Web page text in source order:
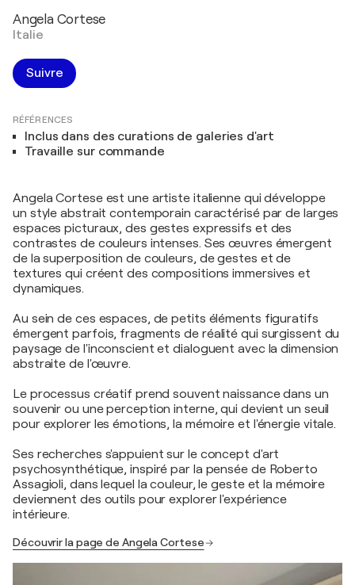
Angela Cortese
Italie
Suivre
RÉFÉRENCES
Inclus dans des curations de galeries d'art
Travaille sur commande
Angela Cortese est une artiste italienne qui développe
un style abstrait contemporain caractérisé par de larges
espaces picturaux, des gestes expressifs et des
contrastes de couleurs intenses. Ses œuvres émergent
de la superposition de couleurs, de gestes et de
textures qui créent des compositions immersives et
dynamiques.
Au sein de ces espaces, de petits éléments figuratifs
émergent parfois, fragments de réalité qui surgissent du
paysage de l'inconscient et dialoguent avec la dimension
abstraite de l'œuvre.
Le processus créatif prend souvent naissance dans un
souvenir ou une perception interne, qui devient un seuil
pour explorer les émotions, la mémoire et l'énergie vitale.
Ses recherches s'appuient sur le concept d'art
psychosynthétique, inspiré par la pensée de Roberto
Assagioli, dans lequel la couleur, le geste et la mémoire
deviennent des outils pour explorer l'expérience
intérieure.
Découvrir la page de Angela Cortese